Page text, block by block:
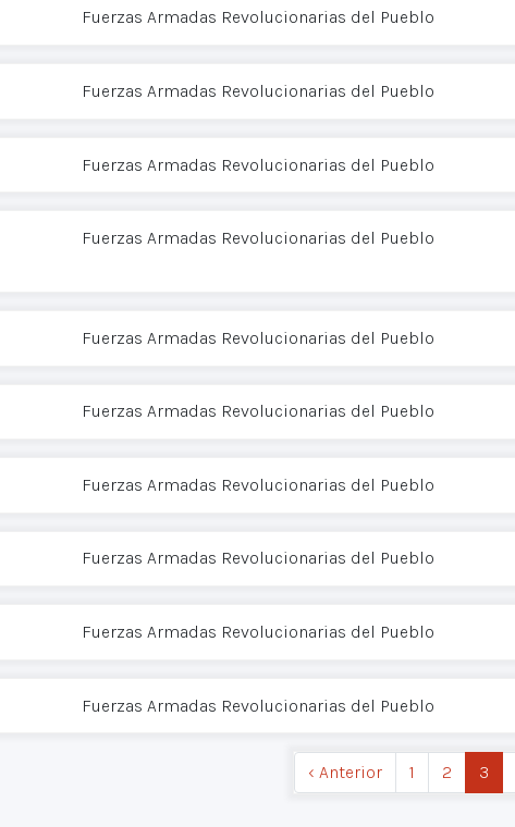
Fuerzas Armadas Revolucionarias del Pueblo
Fuerzas Armadas Revolucionarias del Pueblo
Fuerzas Armadas Revolucionarias del Pueblo
Fuerzas Armadas Revolucionarias del Pueblo
Fuerzas Armadas Revolucionarias del Pueblo
Fuerzas Armadas Revolucionarias del Pueblo
Fuerzas Armadas Revolucionarias del Pueblo
Fuerzas Armadas Revolucionarias del Pueblo
Fuerzas Armadas Revolucionarias del Pueblo
Fuerzas Armadas Revolucionarias del Pueblo
‹ Anterior 1 2 3